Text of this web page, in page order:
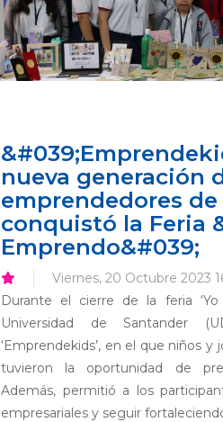
nueva generación
emprendedores
conquistó la Feria
Emprendo&#039;
Viernes, 20 Octubre 2023
Durante el cierre de la feria
Universidad de Santander
‘Emprendekids’, en el que niños
tuvieron la oportunidad de
Además, permitió a los
empresariales y seguir